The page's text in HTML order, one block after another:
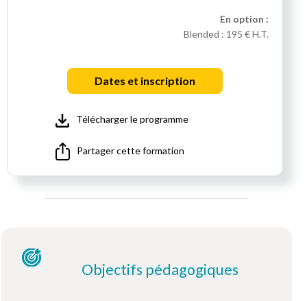
En option :
Blended : 195 € H.T.
Dates et inscription
Télécharger le programme
Partager cette formation
Objectifs pédagogiques